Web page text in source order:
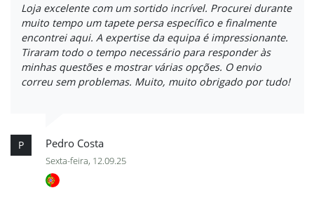
Loja excelente com um sortido incrível. Procurei durante
muito tempo um tapete persa específico e finalmente
encontrei aqui. A expertise da equipa é impressionante.
Tiraram todo o tempo necessário para responder às
minhas questões e mostrar várias opções. O envio
correu sem problemas. Muito, muito obrigado por tudo!
P Pedro Costa
Sexta-feira, 12.09.25